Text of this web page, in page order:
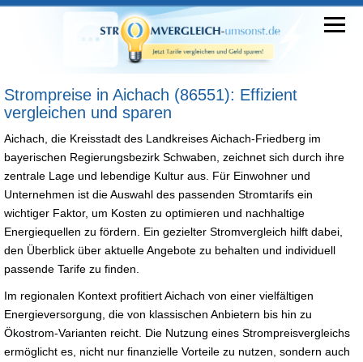
Strompreise in Aichach (86551): Effizient
vergleichen und sparen
Aichach, die Kreisstadt des Landkreises Aichach-Friedberg im
bayerischen Regierungsbezirk Schwaben, zeichnet sich durch ihre
zentrale Lage und lebendige Kultur aus. Für Einwohner und
Unternehmen ist die Auswahl des passenden Stromtarifs ein
wichtiger Faktor, um Kosten zu optimieren und nachhaltige
Energiequellen zu fördern. Ein gezielter Stromvergleich hilft dabei,
den Überblick über aktuelle Angebote zu behalten und individuell
passende Tarife zu finden.
Im regionalen Kontext profitiert Aichach von einer vielfältigen
Energieversorgung, die von klassischen Anbietern bis hin zu
Ökostrom-Varianten reicht. Die Nutzung eines Strompreisvergleichs
ermöglicht es, nicht nur finanzielle Vorteile zu nutzen, sondern auch